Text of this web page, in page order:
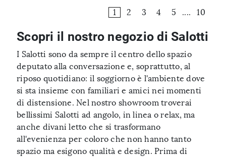
1 2 3 4 5 .... 10
Scopri il nostro negozio di Salotti
I Salotti sono da sempre il centro dello spazio
deputato alla conversazione e, soprattutto, al
riposo quotidiano: il soggiorno è l'ambiente dove
si sta insieme con familiari e amici nei momenti
di distensione. Nel nostro showroom troverai
bellissimi Salotti ad angolo, in linea o relax, ma
anche divani letto che si trasformano
all'evenienza per coloro che non hanno tanto
spazio ma esigono qualità e design. Prima di